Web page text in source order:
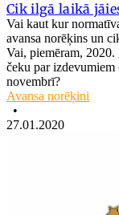
Cik ilgā laikā
Vai kaut kur
avansa norēķins un
Vai, piemēram, 2020.
čeku par izdevumiem
novembrī?
Avansa norēķini
•
27.01.2020